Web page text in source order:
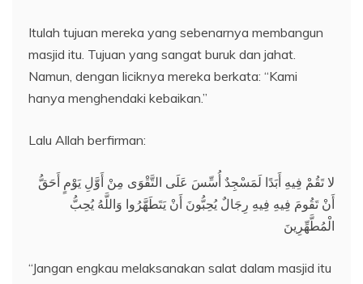
Itulah tujuan mereka yang sebenarnya membangun
masjid itu. Tujuan yang sangat buruk dan jahat.
Namun, dengan liciknya mereka berkata: “Kami
hanya menghendaki kebaikan.”
Lalu Allah berfirman:
لا تَقُمْ فِيهِ أَبَدًا لَمَسْجِدٌ أُسِّسَ عَلَى التَّقْوَى مِنْ أَوَّلِ يَوْمٍ أَحَقُّ
أَنْ تَقُومَ فِيهِ فِيهِ رِجَالٌ يُحِبُّونَ أَنْ يَتَطَهَّرُوا وَاللَّهُ يُحِبُّ
الْمُطَّهِّرِينَ
“Jangan engkau melaksanakan salat dalam masjid itu